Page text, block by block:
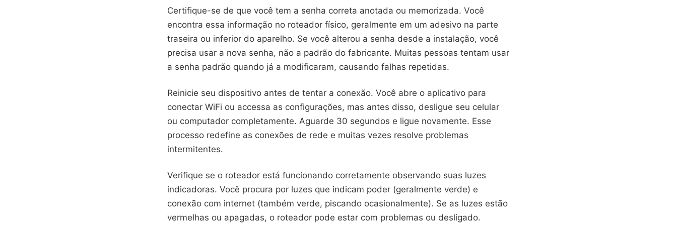
Certifique-se de que você tem a senha correta anotada ou memorizada. Você
encontra essa informação no roteador físico, geralmente em um adesivo na parte
traseira ou inferior do aparelho. Se você alterou a senha desde a instalação, você
precisa usar a nova senha, não a padrão do fabricante. Muitas pessoas tentam usar
a senha padrão quando já a modificaram, causando falhas repetidas.
Reinicie seu dispositivo antes de tentar a conexão. Você abre o aplicativo para
conectar WiFi ou accessa as configurações, mas antes disso, desligue seu celular
ou computador completamente. Aguarde 30 segundos e ligue novamente. Esse
processo redefine as conexões de rede e muitas vezes resolve problemas
intermitentes.
Verifique se o roteador está funcionando corretamente observando suas luzes
indicadoras. Você procura por luzes que indicam poder (geralmente verde) e
conexão com internet (também verde, piscando ocasionalmente). Se as luzes estão
vermelhas ou apagadas, o roteador pode estar com problemas ou desligado.